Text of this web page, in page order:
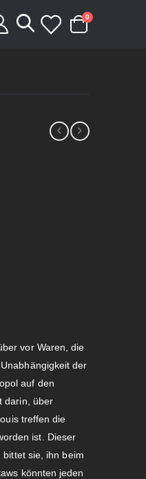
Cart
0 Artikel
vor Waren, die
der
auf den
darin, über
treffen die
ist. Dieser
sie, ihn beim
könnten jeden